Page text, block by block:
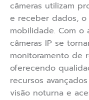
câmeras utilizam
e receber dados,
mobilidade. Com o
câmeras IP se
monitoramento de
oferecendo
recursos
visão noturna e